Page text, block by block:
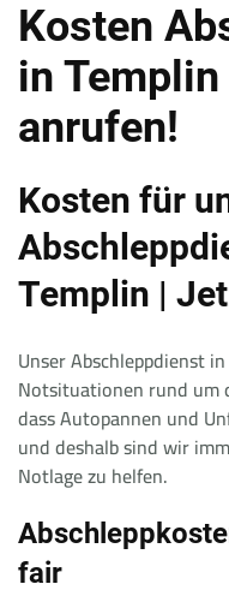
Kosten
in
anrufen!
Kosten für
Templin |
Unser Abschleppdienst
Notsituationen rund um
dass Autopannen und
und deshalb sind wir
Notlage zu helfen.
fair